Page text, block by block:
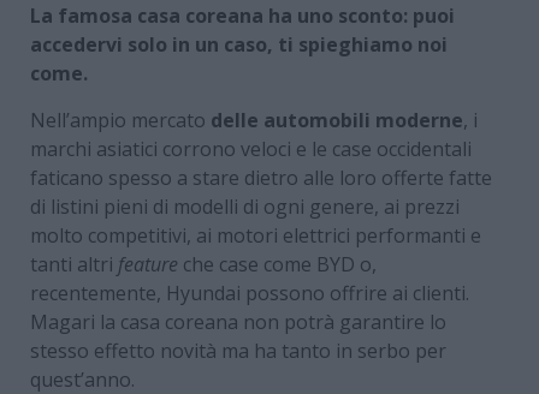
La famosa casa coreana ha uno sconto: puoi
accedervi solo in un caso, ti spieghiamo noi
come.
Nell’ampio mercato delle automobili moderne, i
marchi asiatici corrono veloci e le case occidentali
faticano spesso a stare dietro alle loro offerte fatte
di listini pieni di modelli di ogni genere, ai prezzi
molto competitivi, ai motori elettrici performanti e
tanti altri feature che case come BYD o,
recentemente, Hyundai possono offrire ai clienti.
Magari la casa coreana non potrà garantire lo
stesso effetto novità ma ha tanto in serbo per
quest’anno.